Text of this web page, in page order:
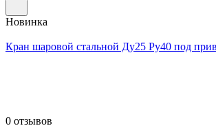
Новинка
Кран шаровой стальной Ду25 Ру40 под
0 отзывов